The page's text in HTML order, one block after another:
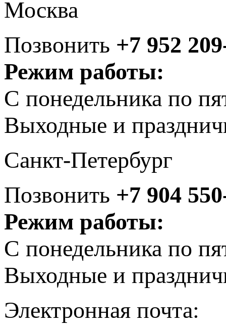
Москва
Позвонить +7 952
Режим работы:
С понедельника по
Выходные и
Санкт-Петербург
Позвонить +7 904
Режим работы:
С понедельника по
Выходные и
Электронная почта: